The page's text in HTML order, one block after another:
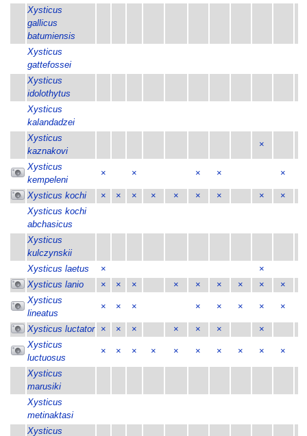
Xysticus
gallicus
batumiensis
Xysticus
gattefossei
Xysticus
idolothytus
Xysticus
kalandadzei
Xysticus
kaznakovi
×
Xysticus
kempeleni
× × × × ×
Xysticus kochi × × × × × × × × ×
Xysticus kochi
abchasicus
Xysticus
kulczynskii
Xysticus laetus
× ×
Xysticus lanio
× × × × × × × ×
×
Xysticus
lineatus
× × × × × × × ×
Xysticus luctator × × × × × ×
×
Xysticus
luctuosus
× × × × × × × × × ×
Xysticus
marusiki
Xysticus
metinaktasi
Xysticus